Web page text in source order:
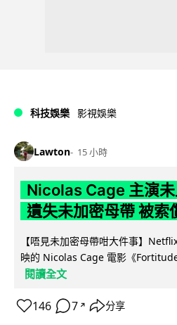
科技娛樂 影視娛樂
Lawton 15 小時
Nicolas Cage 主演
遺失未加密母帶 被索
【唔見未加密母帶咁大件事】
映的 Nicolas Cage 電影《
閱讀全文
146 7 ↗ 分享